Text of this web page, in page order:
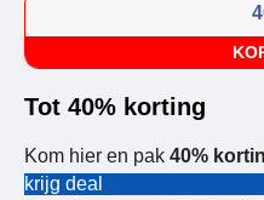
Tot 40% korting
Kom hier en pak 40%
krijg deal